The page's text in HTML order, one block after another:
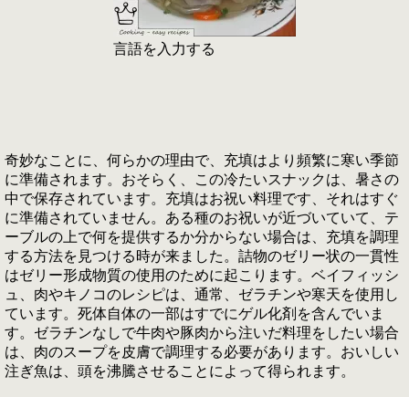
言語を入力する
奇妙なことに、何らかの理由で、充填はより頻繁に寒い季節
に準備されます。おそらく、この冷たいスナックは、暑さの
中で保存されています。充填はお祝い料理です、それはすぐ
に準備されていません。ある種のお祝いが近づいていて、テ
ーブルの上で何を提供するか分からない場合は、充填を調理
する方法を見つける時が来ました。詰物のゼリー状の一貫性
はゼリー形成物質の使用のために起こります。ベイフィッシ
ュ、肉やキノコのレシピは、通常、ゼラチンや寒天を使用し
ています。死体自体の一部はすでにゲル化剤を含んでいま
す。ゼラチンなしで牛肉や豚肉から注いだ料理をしたい場合
は、肉のスープを皮膚で調理する必要があります。おいしい
注ぎ魚は、頭を沸騰させることによって得られます。